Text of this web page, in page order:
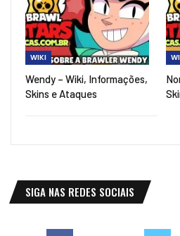
WIKI
Wendy – Wiki, Informações,
Skins e Ataques
SIGA NAS REDES SOCIAIS